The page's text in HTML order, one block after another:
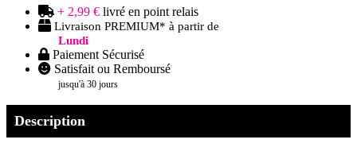
+ 2,99 € livré en point relais
Livraison PREMIUM* à partir de
Lundi
Paiement Sécurisé
Satisfait ou Remboursé
jusqu'à 30 jours
Description